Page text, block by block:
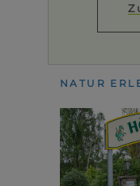
NATUR